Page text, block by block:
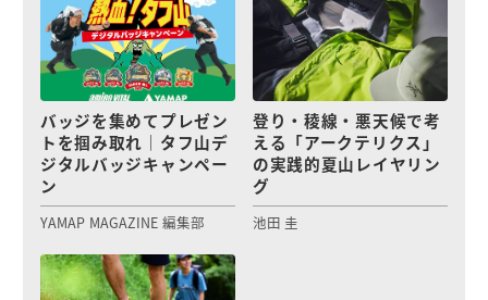
バッジを集めてプレゼン
トを掴み取れ｜タフ山デ
ジタルバッジキャンペー
ン
YAMAP MAGAZINE 編集部
登り・稜線・悪天候で考
える「アークテリクス」
の実践的夏山レイヤリン
グ
池田 圭